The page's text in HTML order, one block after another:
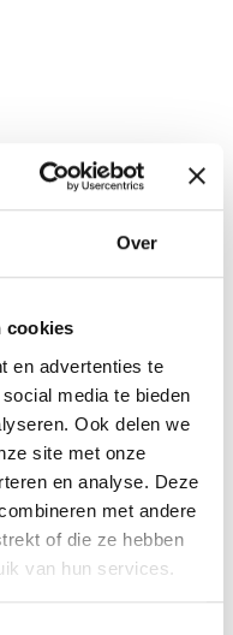
Over
cookies
en advertenties te
media te bieden
Ook delen we
site met onze
en analyse. Deze
met andere
of die ze hebben
van hun services.